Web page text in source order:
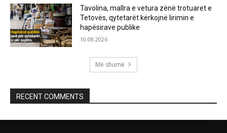
Tavolina, mallra e vetura zënë trotuaret e
Tetovës, qytetarët kërkojnë lirimin e
hapësirave publike
10.08.2026
Më shumë
RECENT COMMENTS